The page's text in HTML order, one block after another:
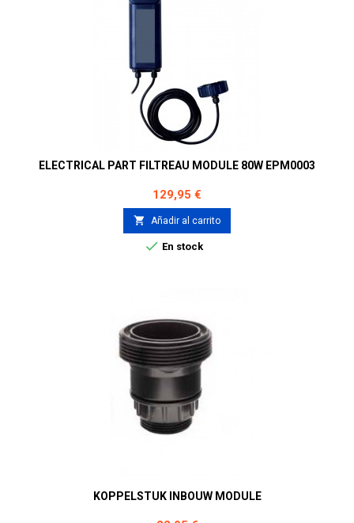
ELECTRICAL PART FILTREAU MODULE 80W EPM0003
Precio
129,95 €
 Añadir al carrito
 En stock
KOPPELSTUK INBOUW MODULE